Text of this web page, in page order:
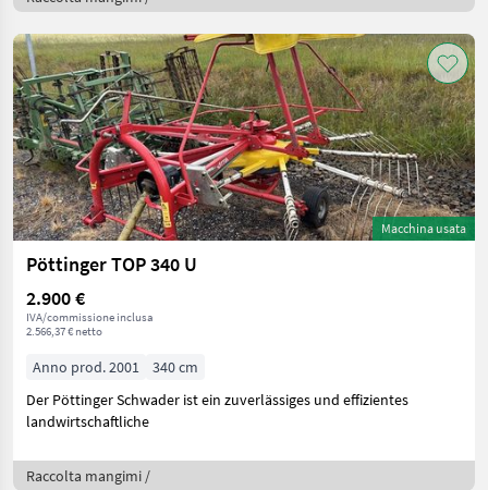
Macchina usata
Pöttinger TOP 340 U
2.900 €
IVA/commissione inclusa
2.566,37 € netto
Anno prod. 2001
340 cm
Der Pöttinger Schwader ist ein zuverlässiges und effizientes
landwirtschaftliche
Raccolta mangimi /